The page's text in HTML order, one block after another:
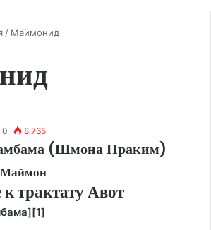
/ Маймонид
0 8,765
(Шмона Праким)
трактату Авот
[1]